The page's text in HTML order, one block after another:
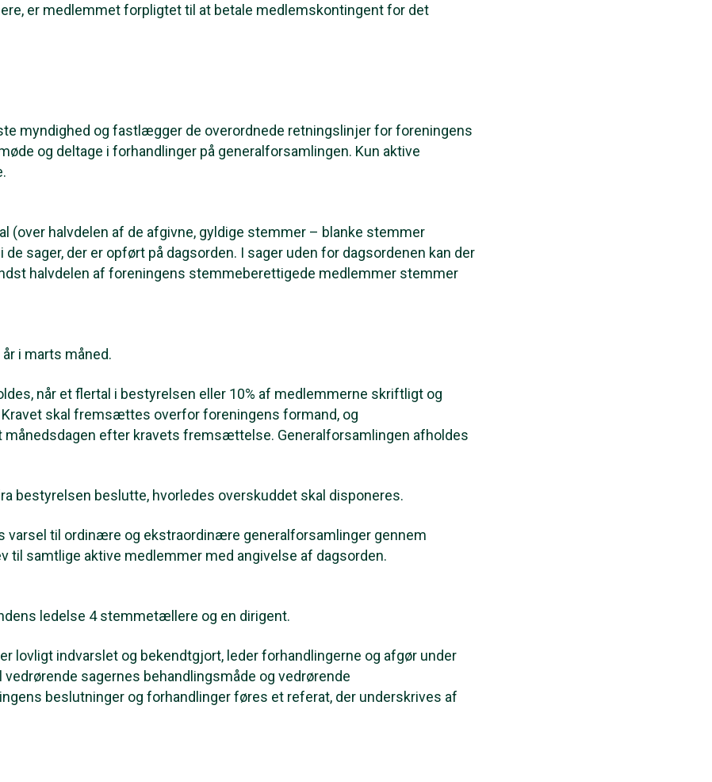
er medlemmet forpligtet til at betale medlemskontingent for det
myndighed og fastlægger de overordnede retningslinjer for foreningens
og deltage i forhandlinger på generalforsamlingen. Kun aktive
(over halvdelen af de afgivne, gyldige stemmer – blanke stemmer
sager, der er opført på dagsorden. I sager uden for dagsordenen kan der
halvdelen af foreningens stemmeberettigede medlemmer stemmer
i marts måned.
når et flertal i bestyrelsen eller 10% af medlemmerne skriftligt og
skal fremsættes overfor foreningens formand, og
efter kravets fremsættelse. Generalforsamlingen afholdes
bestyrelsen beslutte, hvorledes overskuddet skal disponeres.
varsel til ordinære og ekstraordinære generalforsamlinger gennem
til samtlige aktive medlemmer med angivelse af dagsorden.
ledelse 4 stemmetællere og en dirigent.
lovligt indvarslet og bekendtgjort, leder forhandlingerne og afgør under
sagernes behandlingsmåde og vedrørende
beslutninger og forhandlinger føres et referat, der underskrives af